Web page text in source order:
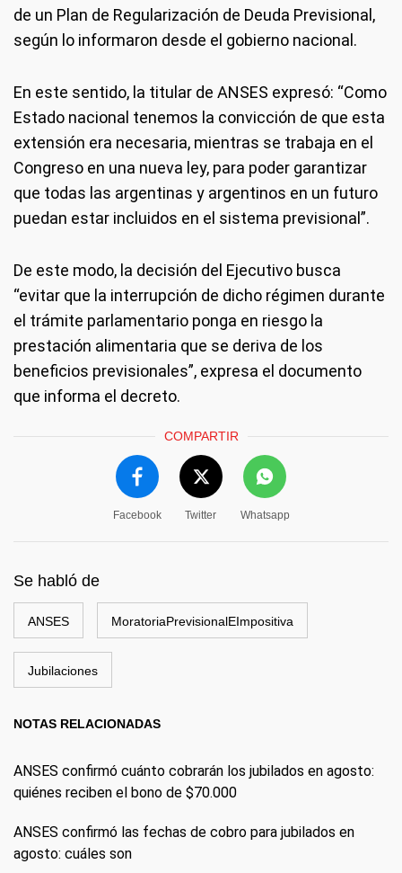
de un Plan de Regularización de Deuda Previsional,
según lo informaron desde el gobierno nacional.
En este sentido, la titular de ANSES expresó: “Como
Estado nacional tenemos la convicción de que esta
extensión era necesaria, mientras se trabaja en el
Congreso en una nueva ley, para poder garantizar
que todas las argentinas y argentinos en un futuro
puedan estar incluidos en el sistema previsional”.
De este modo, la decisión del Ejecutivo busca
“evitar que la interrupción de dicho régimen durante
el trámite parlamentario ponga en riesgo la
prestación alimentaria que se deriva de los
beneficios previsionales”, expresa el documento
que informa el decreto.
COMPARTIR
Facebook Twitter Whatsapp
Se habló de
ANSES MoratoriaPrevisionalEImpositiva
Jubilaciones
NOTAS RELACIONADAS
ANSES confirmó cuánto cobrarán los jubilados en agosto:
quiénes reciben el bono de $70.000
ANSES confirmó las fechas de cobro para jubilados en
agosto: cuáles son